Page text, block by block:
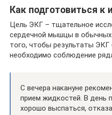
Как подготовиться к
Цель ЭКГ – тщательное
сердечной мышцы в обычных
того, чтобы результаты
необходимо соблюдение
С вечера накануне
прием жидкостей. В день
хорошо выспаться,